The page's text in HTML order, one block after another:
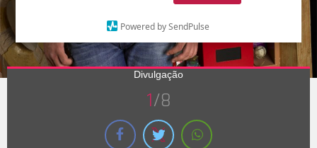
Powered by SendPulse
Divulgação
1/8